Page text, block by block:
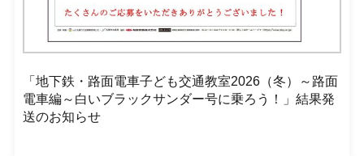
「地下鉄・路面電車子ども交通教室2026（冬）～路面
電車編～白いブラックサンダー号に乗ろう！」結果発
送のお知らせ